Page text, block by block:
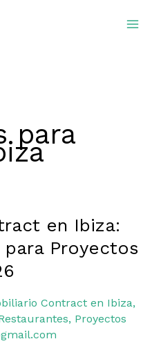
para
en Ibiza:
Proyectos
Contract en Ibiza,
, Proyectos